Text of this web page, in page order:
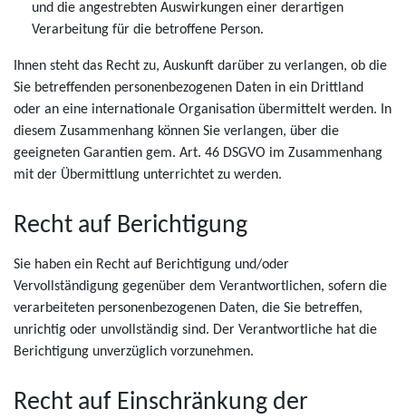
und die angestrebten Auswirkungen einer derartigen
Verarbeitung für die betroffene Person.
Ihnen steht das Recht zu, Auskunft darüber zu verlangen, ob die
Sie betreffenden personenbezogenen Daten in ein Drittland
oder an eine internationale Organisation übermittelt werden. In
diesem Zusammenhang können Sie verlangen, über die
geeigneten Garantien gem. Art. 46 DSGVO im Zusammenhang
mit der Übermittlung unterrichtet zu werden.
Recht auf Berichtigung
Sie haben ein Recht auf Berichtigung und/oder
Vervollständigung gegenüber dem Verantwortlichen, sofern die
verarbeiteten personenbezogenen Daten, die Sie betreffen,
unrichtig oder unvollständig sind. Der Verantwortliche hat die
Berichtigung unverzüglich vorzunehmen.
Recht auf Einschränkung der